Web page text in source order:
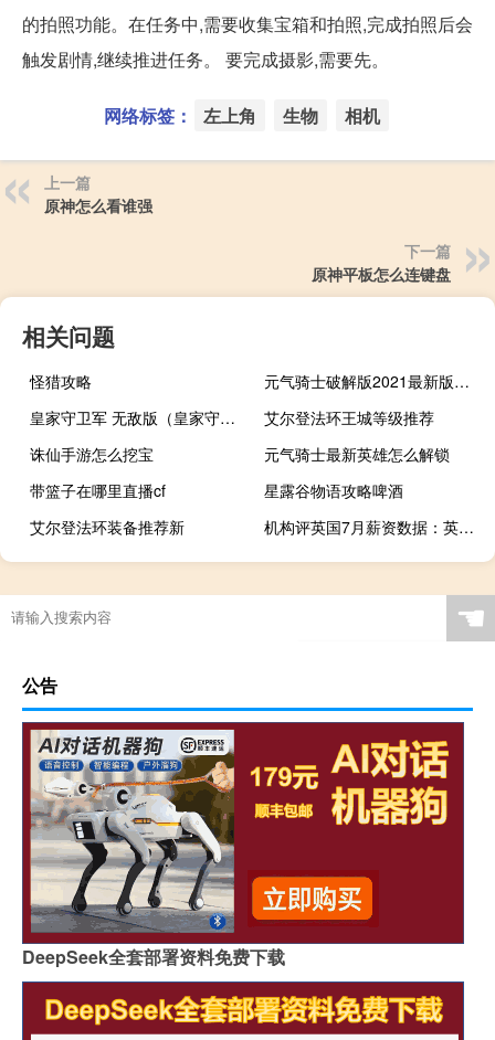
的拍照功能。在任务中,需要收集宝箱和拍照,完成拍照后会
触发剧情,继续推进任务。 要完成摄影,需要先。
网络标签： 左上角 生物 相机
上一篇
原神怎么看谁强
下一篇
原神平板怎么连键盘
相关问题
怪猎攻略
元气骑士破解版2021最新版内置修改器下载
皇家守卫军 无敌版（皇家守卫军变态版）
艾尔登法环王城等级推荐
诛仙手游怎么挖宝
元气骑士最新英雄怎么解锁
带篮子在哪里直播cf
星露谷物语攻略啤酒
艾尔登法环装备推荐新
机构评英国7月薪资数据：英镑在英国平均每周收入数据增长8.2%（超出7.4%的预期）后达到当天的高点此前的数据也进行了上调修正4至6月份不包括奖金的工资增长也超出预期这些数据对于试图控制通胀的英国央行来说并不乐见
☚
公告
DeepSeek全套部署资料免费下载